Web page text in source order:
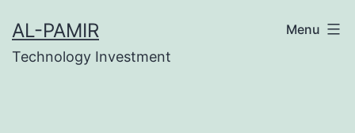
to
content
AL-PAMIR
Technology Investment
Menu